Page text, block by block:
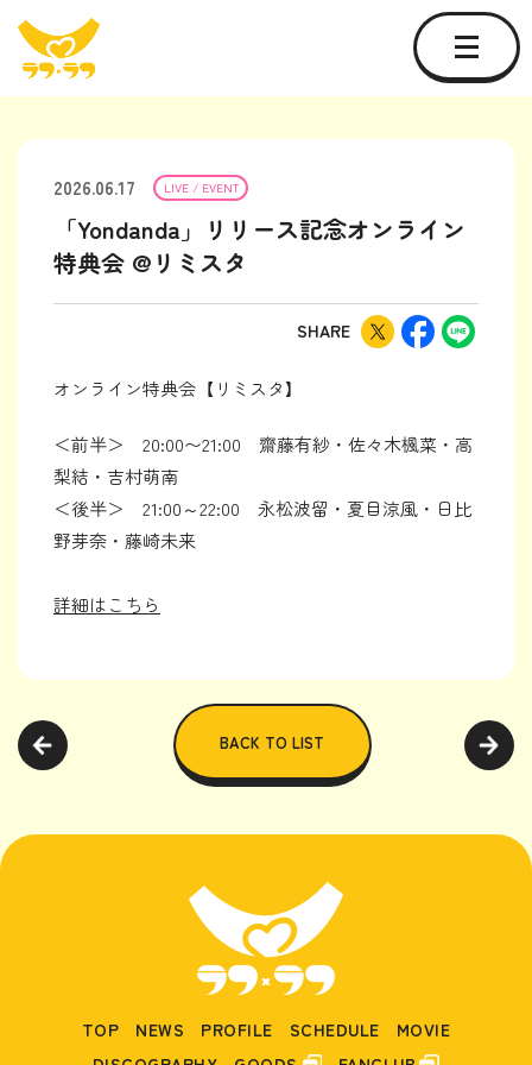
2026.06.17 LIVE / EVENT
「Yondanda」リリース記念オンライン
特典会 @リミスタ
SHARE
オンライン特典会【リミスタ】
＜前半＞ 20:00〜21:00 齋藤有紗・佐々木楓菜・高
梨結・吉村萌南
＜後半＞ 21:00～22:00 永松波留・夏目涼風・日比
野芽奈・藤崎未来
詳細はこちら
BACK TO LIST
TOP NEWS PROFILE SCHEDULE
MOVIE